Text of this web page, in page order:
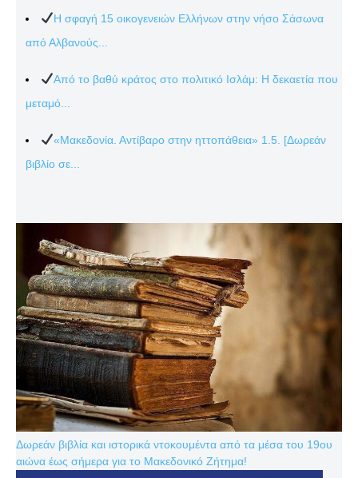
Η σφαγή 15 οικογενειών Ελλήνων στην νήσο Σάσωνα
από Αλβανούς...
Από το βαθύ κράτος στο πολιτικό Ισλάμ: Η δεκαετία που
μεταμό...
«Μακεδονία. Αντίβαρο στην ηττοπάθεια» 1.5. [Δωρεάν
βιβλίο σε...
Δωρεάν βιβλία και ιστορικά ντοκουμέντα από τα μέσα του 19ου
αιώνα έως σήμερα για το Μακεδονικό Ζήτημα!